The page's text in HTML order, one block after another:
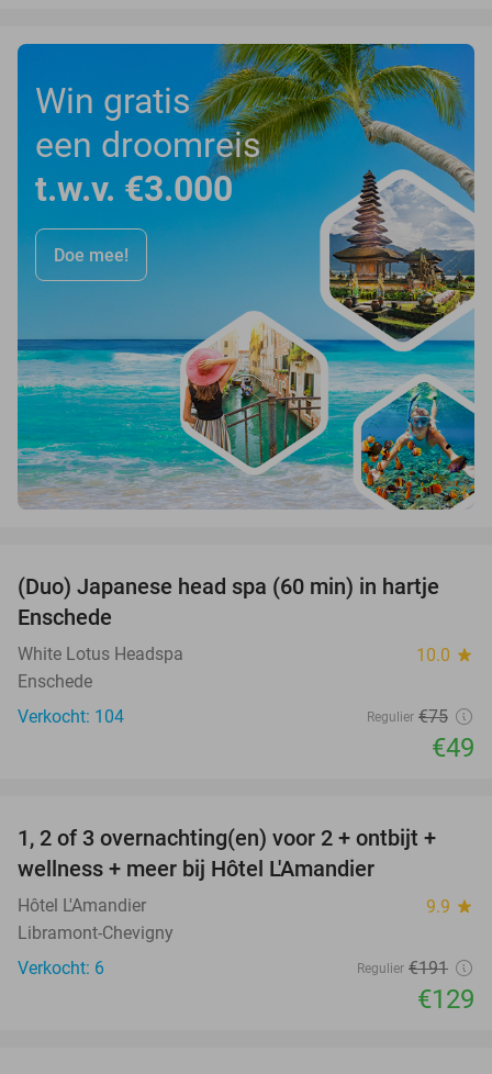
Win gratis
een droomreis
t.w.v. €3.000
Doe mee!
35%
(Duo) Japanese head spa (60 min) in hartje
Enschede
White Lotus Headspa 10.0 star
Enschede
Verkocht: 104
Regulier €75
€49
32%
TODAY
1, 2 of 3 overnachting(en) voor 2 + ontbijt +
wellness + meer bij Hôtel L'Amandier
Hôtel L'Amandier 9.9 star
Libramont-Chevigny
Verkocht: 6
Regulier €191
€129